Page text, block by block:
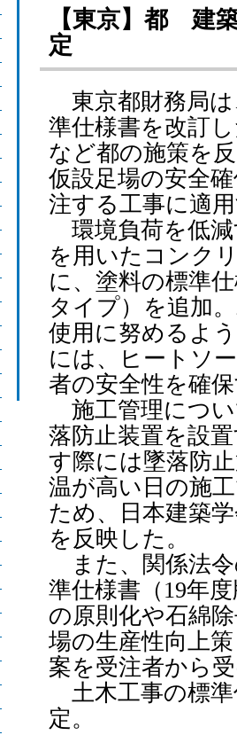
【東京】都 建
定
東京都財務局は
準仕様書を改訂
など都の施策を
仮設足場の安全
注する工事に適
環境負荷を低減
を用いたコンク
に、塗料の標準
タイプ）を追加
使用に努めるよ
には、ヒートソ
者の安全性を確
施工管理につい
落防止装置を設
す際には墜落防
温が高い日の施
ため、日本建築
を反映した。
また、関係法令
準仕様書（19年
の原則化や石綿
場の生産性向上
案を受注者から
土木工事の標準
定。